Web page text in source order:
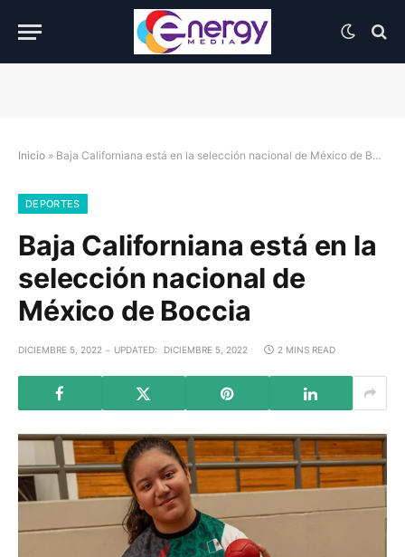
Inicio » Baja Californiana está en la selección nacional de México de Boccia
DEPORTES
Baja Californiana está en la
selección nacional de
México de Boccia
DICIEMBRE 5, 2022 UPDATED: DICIEMBRE 5, 2022 2 MINS READ